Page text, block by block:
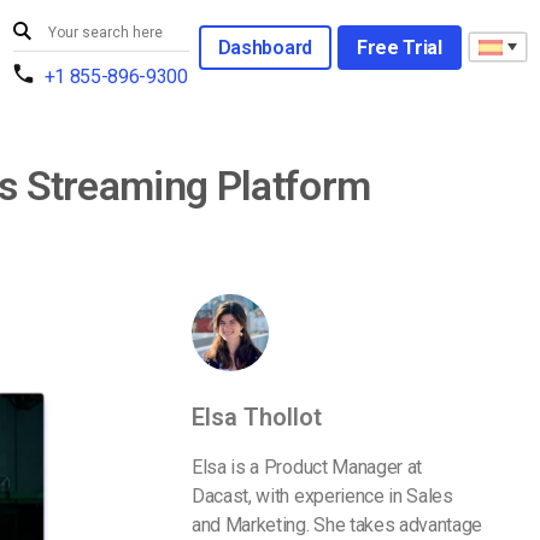
+1 855-896-9300
Dashboard Free Trial
Streaming Platform
Elsa Thollot
Elsa is a Product Manager at
Dacast, with experience in Sales
and Marketing. She takes advantage